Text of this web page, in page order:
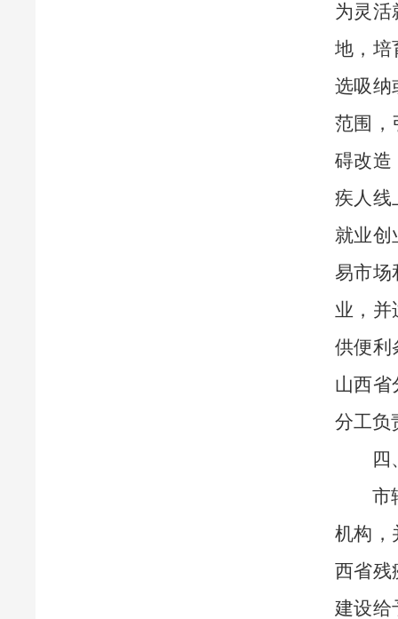
为灵活
地，培
选吸纳
范围，
碍改造
疾人线
就业创
易市场
业，并
供便利
山西省
分工负
四
市
机构，
西省残
建设给